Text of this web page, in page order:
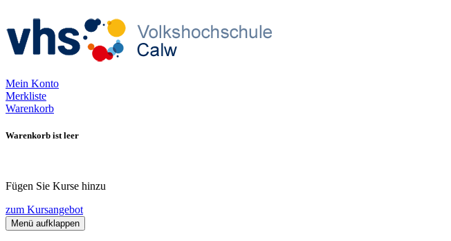
Mein Konto
Merkliste
Warenkorb
Warenkorb ist leer
Fügen Sie Kurse hinzu
zum Kursangebot
Menü aufklappen